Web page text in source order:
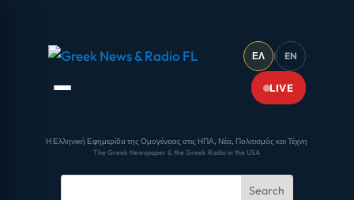
ΕΛ | EN
LIVE
Η Ελληνική Εφημερίδα της Ομογένειας στις ΗΠΑ, Νέα, Πολιτισμός και Τέχνη
The Greek Newspaper & the Greek Radio in the USA